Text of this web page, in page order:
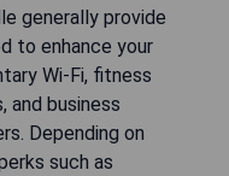
generally provide
to enhance your
Wi-Fi, fitness
and business
Depending on
such as